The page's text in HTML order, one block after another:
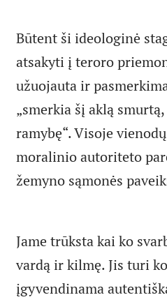
Būtent ši ideologinė
atsakyti į teroro
užuojauta ir
„smerkia šį aklą
ramybę“. Visoje
moralinio autoriteto
žemyno sąmonės
Jame trūksta kai ko
vardą ir kilmę. Jis turi
įgyvendinama